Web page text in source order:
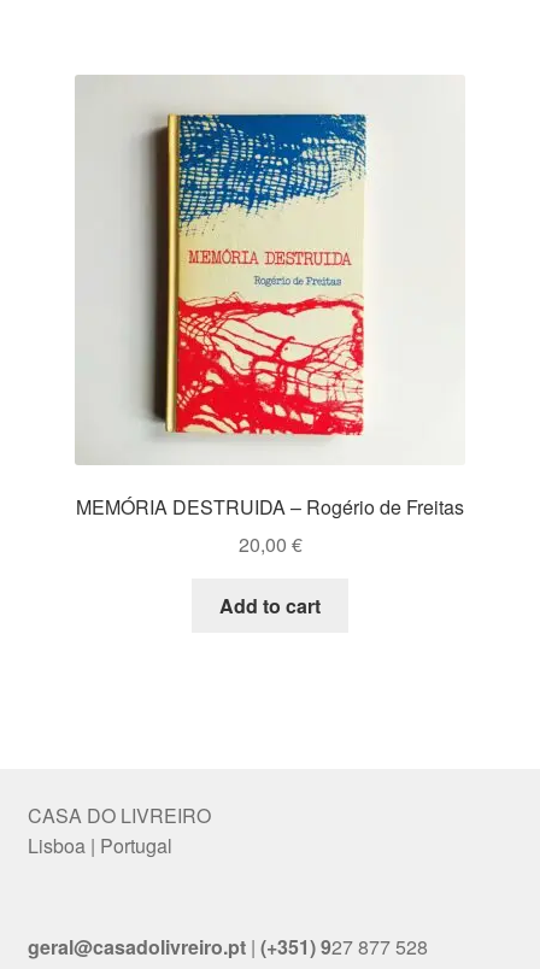
MEMÓRIA DESTRUIDA – Rogério de Freitas
20,00 €
Add to cart
CASA DO LIVREIRO
Lisboa | Portugal
geral@casadolivreiro.pt| (+351) 927 877 528